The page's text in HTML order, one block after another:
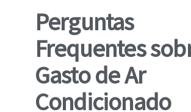
Perguntas
Frequentes
Gasto de Ar
Condicionado